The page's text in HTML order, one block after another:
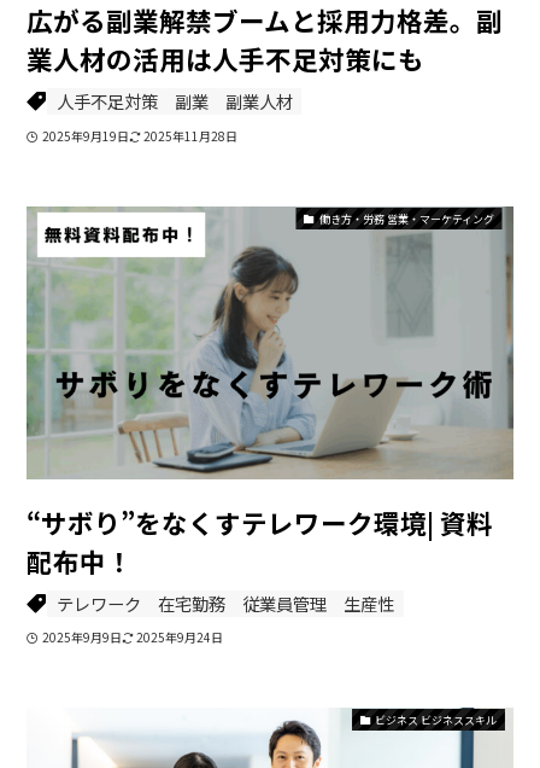
広がる副業解禁ブームと採用力格差。副
業人材の活用は人手不足対策にも
人手不足対策 副業 副業人材
2025年9月19日 2025年11月28日
働き方・労務 営業・マーケティング
“サボり”をなくすテレワーク環境| 資料
配布中！
テレワーク 在宅勤務 従業員管理 生産性
2025年9月9日 2025年9月24日
ビジネス ビジネススキル